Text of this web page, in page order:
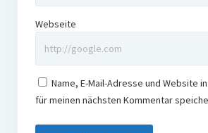
Webseite
Name, E-Mail-Adresse und Website
für meinen nächsten Kommentar